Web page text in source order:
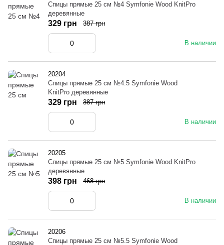
Спицы прямые 25 см №4 Symfonie Wood KnitPro
деревянные
В наличии
329 грн 387 грн
20204
Спицы прямые 25 см №4.5 Symfonie Wood
KnitPro деревянные
В наличии
329 грн 387 грн
20205
Спицы прямые 25 см №5 Symfonie Wood KnitPro
деревянные
В наличии
398 грн 468 грн
20206
Спицы прямые 25 см №5.5 Symfonie Wood